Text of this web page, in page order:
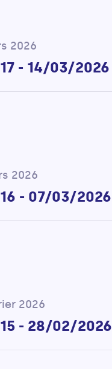
2026
- 14/03/2026
2026
- 07/03/2026
2026
- 28/02/2026